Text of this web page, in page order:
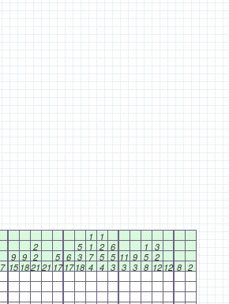
1
1
2
5 1 2 6 1 3
9 9 2 5 6 3 7 5 5 11 9 5 2
7 15 1821 21 17 17 18 4 4 3 3 3 8 12 12 8 2